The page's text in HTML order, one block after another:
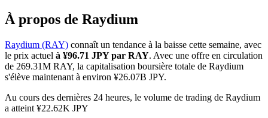
Futures COIN-M
Contrats à terme sur crypto-monnaie
À propos de Raydium
Raydium (RAY) connaît un tendance à la baisse cette semaine, avec
le prix actuel à ¥96.71 JPY par RAY. Avec une offre en circulation
de 269.31M RAY, la capitalisation boursière totale de Raydium
s'élève maintenant à environ ¥26.07B JPY.
Au cours des dernières 24 heures, le volume de trading de Raydium
a atteint ¥22.62K JPY